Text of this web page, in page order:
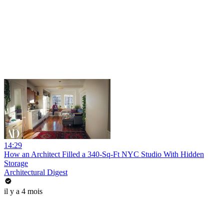
14:29
How an Architect Filled a 340-Sq-Ft NYC Studio With Hidden
Storage
Architectural Digest
il y a 4 mois